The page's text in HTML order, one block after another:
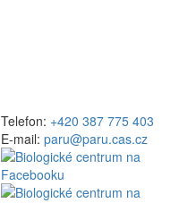
Telefon: +420 387 775 403
E-mail: paru@paru.cas.cz